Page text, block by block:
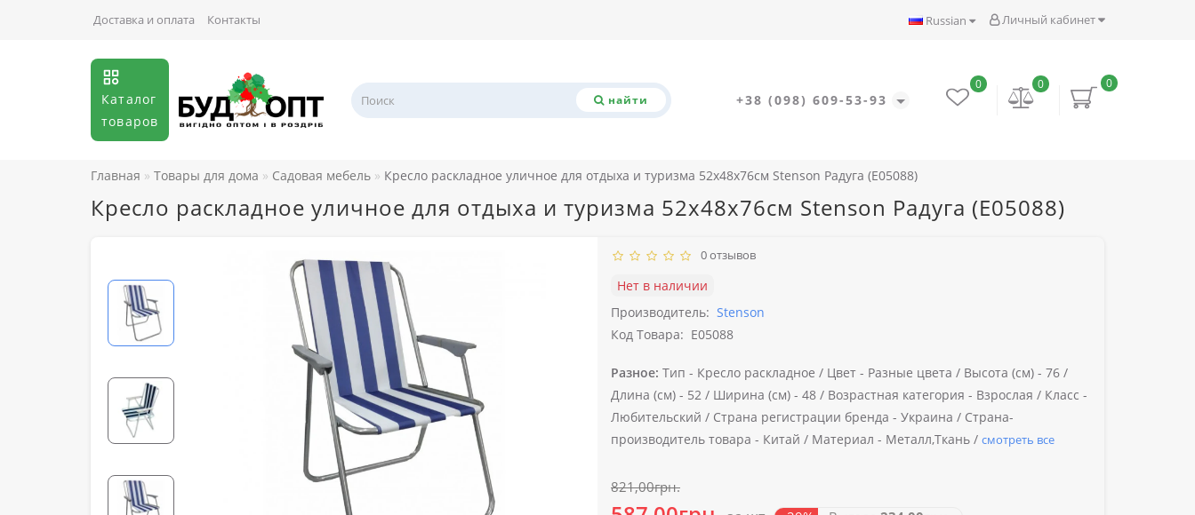
Личный кабинет
Russian
Доставка и оплата Контакты
Каталог
товаров
найти +38 (098) 609-53-93
0
0
0
Главная Товары для дома Садовая мебель Кресло раскладное уличное для отдыха и туризма 52х48х76см Stenson Радуга (E05088)
Кресло раскладное уличное для отдыха и туризма 52х48х76см Stenson Радуга (E05088)
0 отзывов
Нет в наличии
Производитель: Stenson
Код Товара: E05088
Разное: Тип - Кресло раскладное / Цвет - Разные цвета / Высота (см) - 76 /
Длина (см) - 52 / Ширина (см) - 48 / Возрастная категория - Взрослая / Класс -
Любительский / Страна регистрации бренда - Украина / Страна-
производитель товара - Китай / Материал - Металл,Ткань / смотреть все
821,00грн.